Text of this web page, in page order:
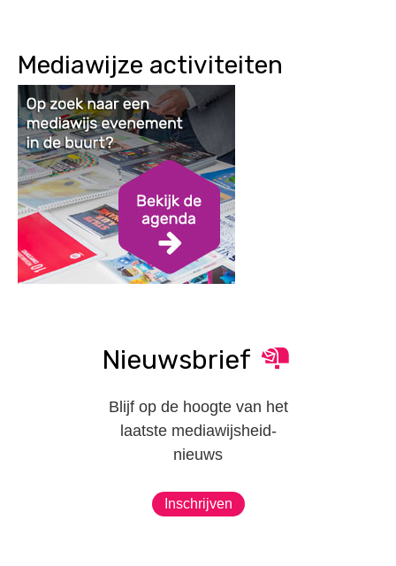
Mediawijze activiteiten
Nieuwsbrief
Blijf op de hoogte van het
laatste mediawijsheid-
nieuws
Inschrijven